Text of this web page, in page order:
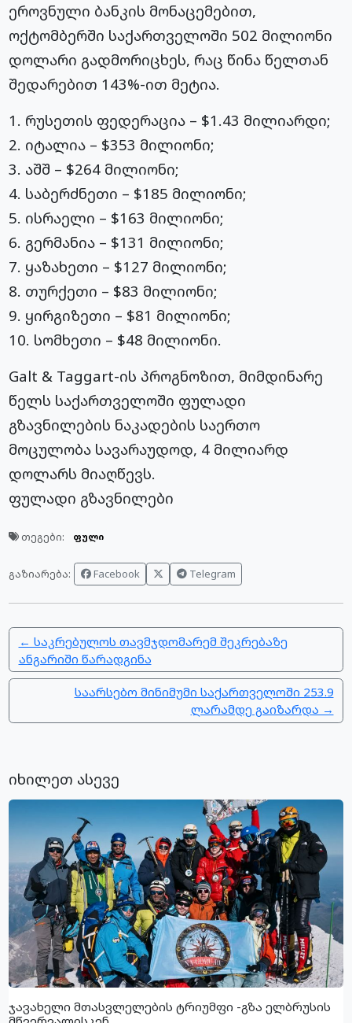
ეროვნული ბანკის მონაცემებით,
ოქტომბერში საქართველოში 502 მილიონი
დოლარი გადმორიცხეს, რაც წინა წელთან
შედარებით 143%-ით მეტია.
1. რუსეთის ფედერაცია – $1.43 მილიარდი;
2. იტალია – $353 მილიონი;
3. აშშ – $264 მილიონი;
4. საბერძნეთი – $185 მილიონი;
5. ისრაელი – $163 მილიონი;
6. გერმანია – $131 მილიონი;
7. ყაზახეთი – $127 მილიონი;
8. თურქეთი – $83 მილიონი;
9. ყირგიზეთი – $81 მილიონი;
10. სომხეთი – $48 მილიონი.
Galt & Taggart-ის პროგნოზით, მიმდინარე
წელს საქართველოში ფულადი
გზავნილების ნაკადების საერთო
მოცულობა სავარაუდოდ, 4 მილიარდ
დოლარს მიაღწევს.
ფულადი გზავნილები
თეგები: ფული
გაზიარება: Facebook Telegram
← საკრებულოს თავმჯდომარემ შეკრებაზე
ანგარიში წარადგინა
საარსებო მინიმუმი საქართველოში 253.9
ლარამდე გაიზარდა →
იხილეთ ასევე
ჯავახელი მთასვლელების ტრიუმფი -გზა ელბრუსის